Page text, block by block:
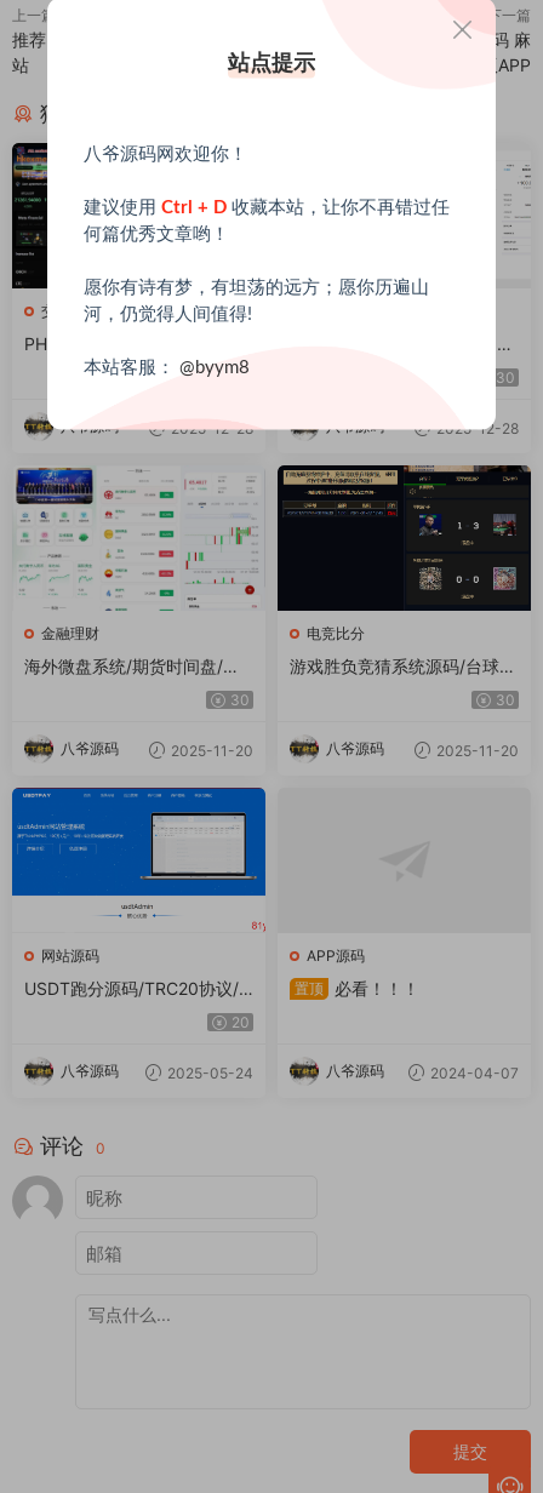
上一篇
推荐 棋牌/彩票项目独立演示推广
站
下一篇
推荐 2022年萝卜影视APP源码 麻
花金色UI最新原生版APP
猜你喜欢
交易所源码
PHP区块链交易所源码/支持元
宇宙 锁仓挖矿、币币、法币、
30
八爷源码 2025-12-28
25年在线聊天转账模拟截图工
具网站源码转账支付截图生成
30
八爷源码 2025-12-28
金融理财
海外微盘系统/期货时间盘/多
30
八爷源码 2025-11-20
电竞比分
游戏胜负竞猜系统源码/台球有
奖竞猜/自定义赛事/冠军优胜
猜游戏胜负竞猜系统源码/台球
有奖竞猜/自定义赛事/冠军优
胜猜
30
八爷源码 2025-11-20
网站源码
USDT跑分源码/TRC20协议/E
RC20协议监听自动回调/usdt
支付系统源码(带三级分销)
20
八爷源码 2025-05-24
APP源码
置顶
必看！！！
八爷源码 2024-04-07
评论 0
提交
站点提示
八爷源码网欢迎你！
建议使用 Ctrl + D 收藏本站，让你不再错过任
何篇优秀文章哟！
愿你有诗有梦，有坦荡的远方；愿你历遍山
河，仍觉得人间值得!
本站客服： @byym8